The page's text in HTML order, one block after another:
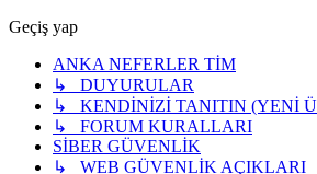
Geçiş yap
ANKA NEFERLER TİM
↳ DUYURULAR
↳ KENDİNİZİ TANITIN (YENİ
↳ FORUM KURALLARI
SİBER GÜVENLİK
↳ WEB GÜVENLİK AÇIKLARI